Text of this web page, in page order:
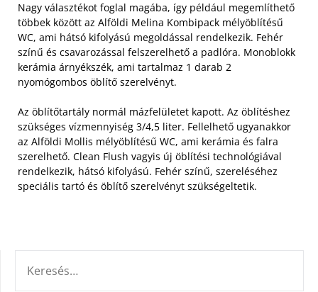
Nagy választékot foglal magába, így például megemlíthető
többek között az Alföldi Melina Kombipack mélyöblítésű
WC, ami hátsó kifolyású megoldással rendelkezik. Fehér
színű és csavarozással felszerelhető a padlóra. Monoblokk
kerámia árnyékszék, ami tartalmaz 1 darab 2
nyomógombos öblítő szerelvényt.
Az öblítőtartály normál mázfelületet kapott. Az öblítéshez
szükséges vízmennyiség 3/4,5 liter. Fellelhető ugyanakkor
az Alföldi Mollis mélyöblítésű WC, ami kerámia és falra
szerelhető. Clean Flush vagyis új öblítési technológiával
rendelkezik, hátsó kifolyású. Fehér színű, szereléséhez
speciális tartó és öblítő szerelvényt szükségeltetik.